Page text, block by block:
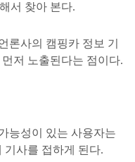
서 찾아 본다.
론사의 캠핑카 정보 기
저 노출된다는 점이다.
능성이 있는 사용자는
기사를 접하게 된다.